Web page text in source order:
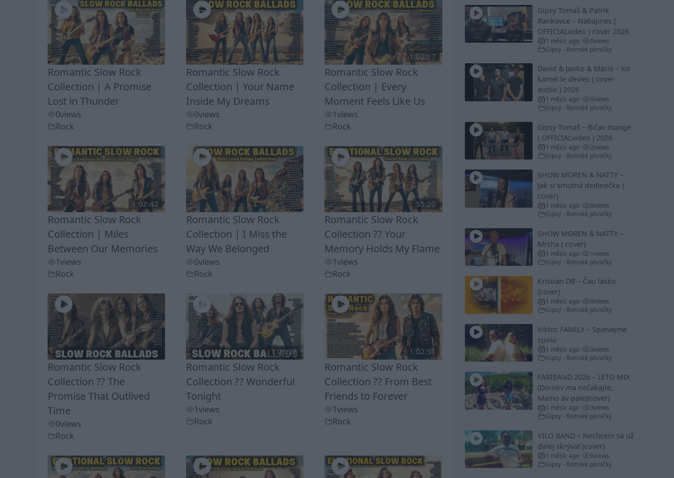
Romantic Slow Rock
Collection | A Promise
Lost in Thunder
0views
Rock
Romantic Slow Rock
Collection | Your Name
Inside My Dreams
0views
Rock
1:02:17
Romantic Slow Rock
Collection | Every
Moment Feels Like Us
1views
Rock
1:02:42
Romantic Slow Rock
Collection | Miles
Between Our Memories
1views
Rock
Romantic Slow Rock
Collection | I Miss the
Way We Belonged
0views
Rock
55:20
Romantic Slow Rock
Collection ?? Your
Memory Holds My Flame
1views
Rock
Romantic Slow Rock
Collection ?? The
Promise That Outlived
Time
0views
Rock
1:01:28
Romantic Slow Rock
Collection ?? Wonderful
Tonight
1views
Rock
1:02:51
Romantic Slow Rock
Collection ?? From Best
Friends to Forever
1views
Rock
Gipsy Tomaš & Patrik
Rankovce – Nabajines (
OFFICIALvideo ) cover 2026
1 měsíc ago 0views
Gipsy - Romské písničky
David & Janko & Mario – Ko
kamel le devles ( cover
audio ) 2026
1 měsíc ago 0views
Gipsy - Romské písničky
Gipsy Tomaš – Bičav mange
( OFFICIALvideo ) 2026
1 měsíc ago 2views
Gipsy - Romské písničky
SHOW MOREN & NATTY –
Jak si smutná dedinečko (
cover)
1 měsíc ago 0views
Gipsy - Romské písničky
SHOW MOREN & NATTY –
Mrcha ( cover)
1 měsíc ago 1views
Gipsy - Romské písničky
Kristian DB – Čau lásko
(cover)
1 měsíc ago 0views
Gipsy - Romské písničky
Viktor FAMILY – Spievajme
spolu
1 měsíc ago 3views
Gipsy - Romské písničky
FARIBAND 2026 – LETO MIX
(Domov ma nečakajte,
Mamo av pale)(cover)
1 měsíc ago 3views
Gipsy - Romské písničky
VILO BAND – Nechcem sa už
ďalej skrývať (cover)
1 měsíc ago 0views
Gipsy - Romské písničky